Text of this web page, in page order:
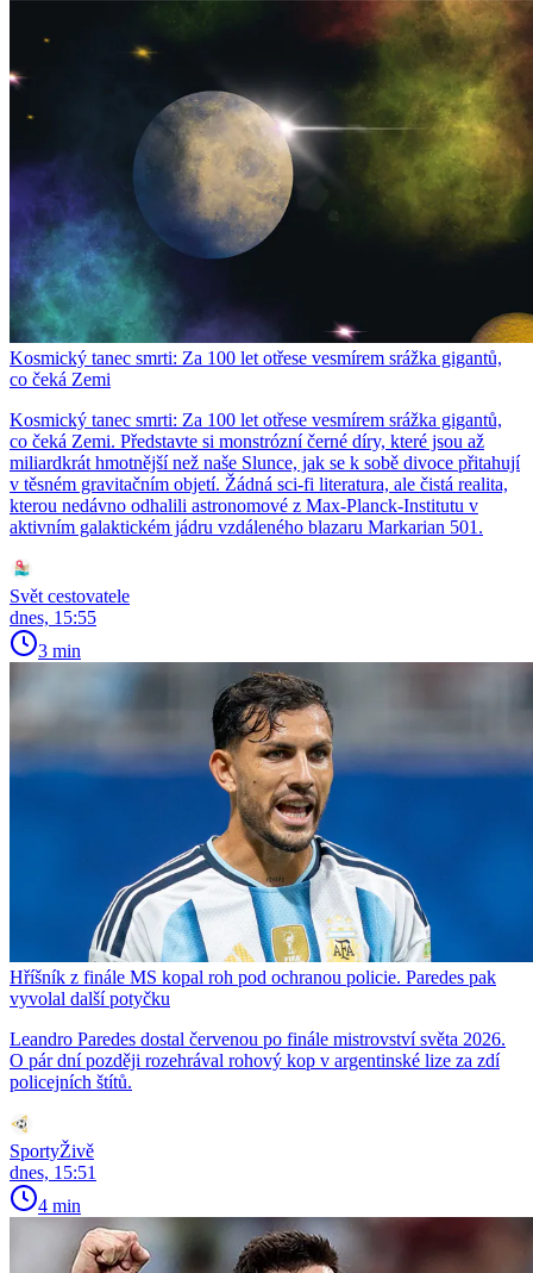
Kosmický tanec smrti: Za 100 let otřese vesmírem srážka gigantů,
co čeká Zemi
Kosmický tanec smrti: Za 100 let otřese vesmírem srážka gigantů,
co čeká Zemi. Představte si monstrózní černé díry, které jsou až
miliardkrát hmotnější než naše Slunce, jak se k sobě divoce přitahují
v těsném gravitačním objetí. Žádná sci-fi literatura, ale čistá realita,
kterou nedávno odhalili astronomové z Max-Planck-Institutu v
aktivním galaktickém jádru vzdáleného blazaru Markarian 501.
Svět cestovatele
dnes, 15:55
3 min
Hříšník z finále MS kopal roh pod ochranou policie. Paredes pak
vyvolal další potyčku
Leandro Paredes dostal červenou po finále mistrovství světa 2026.
O pár dní později rozehrával rohový kop v argentinské lize za zdí
policejních štítů.
SportyŽivě
dnes, 15:51
4 min